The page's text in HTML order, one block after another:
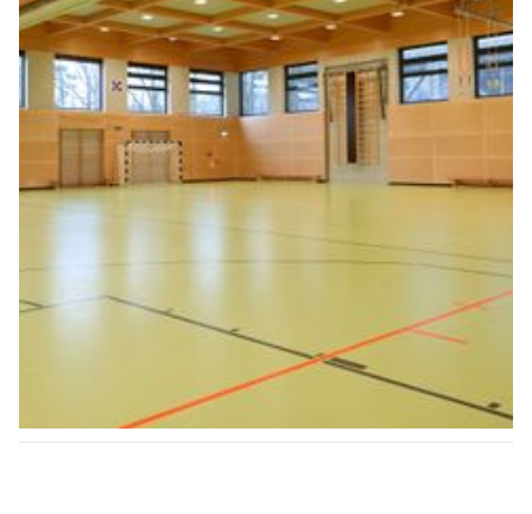
DOPPELSTOCKHALLE
Die baulichen Dimensionen und die moderne
Ausstattung ermöglichen parallele Trainings- und
ideal für leistungsorientierten Trainingsbetrieb,
Großveranstaltungen geeignet.